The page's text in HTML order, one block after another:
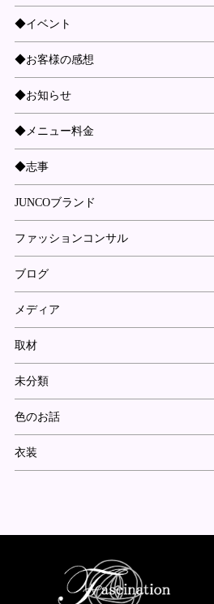
◆イベント
◆お客様の感想
◆お知らせ
◆メニュー料金
◆志事
JUNCOブランド
ファッションコンサル
ブログ
メディア
取材
未分類
色のお話
衣装